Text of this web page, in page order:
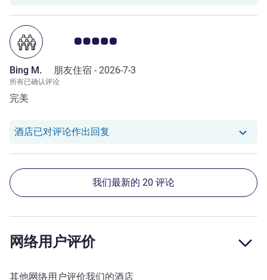
客户意见评级 5.0/5
Bing M. 朋友住宿 - 2026-7-3
所有已确认评论
完美
酒店已对评论作出回复 我们酒店已对 Bing M. 的评论作出回
我们最新的 20 评论
网络用户评价
其他网络用户评价我们的酒店